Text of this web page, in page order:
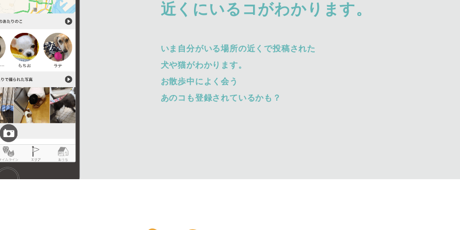
近くにいるコがわかります。
いま自分がいる場所の近くで投稿された
犬や猫がわかります。
お散歩中によく会う
あのコも登録されているかも？